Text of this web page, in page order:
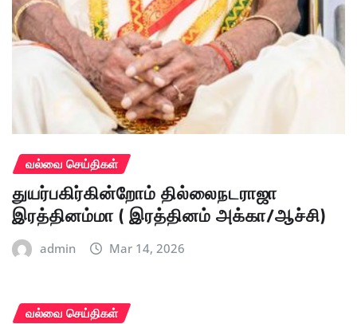
வல்வை செய்திகள்
துயர்பகிர்கின்றோம் தில்லைநடராஜா
இரத்தினம்மா ( இரத்தினம் அக்கா/ஆச்சி)
admin Mar 14, 2026
வல்வை செய்திகள்